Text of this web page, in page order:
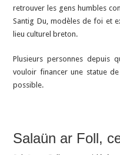
retrouver les gens humbles
Santig Du, modèles de foi et
lieu culturel breton.
Plusieurs personnes depuis
vouloir financer une statue
possible.
Salaün ar Foll,